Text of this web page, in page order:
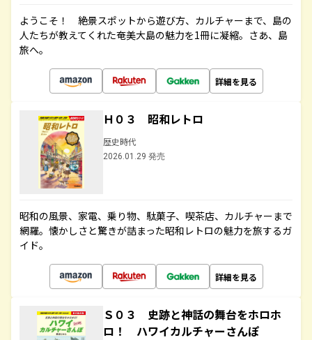
ようこそ！ 絶景スポットから遊び方、カルチャーまで、島の
人たちが教えてくれた奄美大島の魅力を1冊に凝縮。さあ、島
旅へ。
詳細を見る
Ｈ０３ 昭和レトロ
歴史時代
2026.01.29 発売
昭和の風景、家電、乗り物、駄菓子、喫茶店、カルチャーまで
網羅。懐かしさと驚きが詰まった昭和レトロの魅力を旅するガ
イド。
詳細を見る
Ｓ０３ 史跡と神話の舞台をホロホ
ロ！ ハワイカルチャーさんぽ